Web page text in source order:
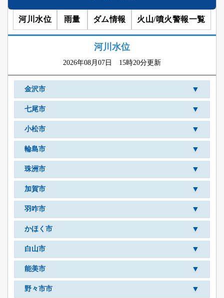
河川水位 雨量 ダム情報 火山/噴火警報一覧
河川水位
2026年08月07日 15時20分更新
金沢市 ▼
七尾市 ▼
小松市 ▼
輪島市 ▼
珠洲市 ▼
加賀市 ▼
羽咋市 ▼
かほく市 ▼
白山市 ▼
能美市 ▼
野々市市 ▼